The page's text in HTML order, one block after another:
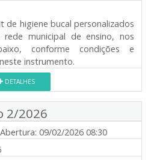
de higiene bucal personalizados
municipal de ensino, nos
conforme condições e
instrumento.
DETALHES
2/2026
Abertura: 09/02/2026 08:30